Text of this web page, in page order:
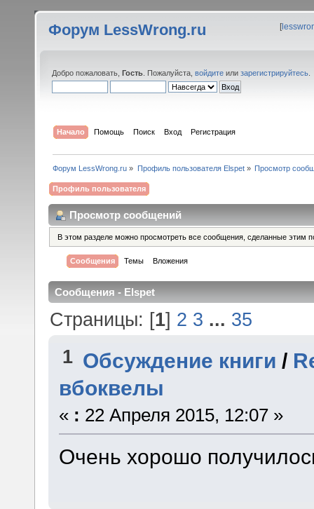
Форум LessWrong.ru [
Добро пожаловать, Гость . Пожалуйста, войдите или зарегистрируйтесь
Начало Помощь Поиск Вход Регистрация
Форум LessWrong.ru » Профиль пользователя Elspet» Просмотр
Профиль пользователя
Просмотр сообщений
В этом разделе можно просмотреть все сообщения, сделанные этим
Сообщения Темы Вложения
Сообщения - Elspet
Страницы: [1] 2 3 ... 35
1 Обсуждение книги /
вбоквелы
« : 22 Апреля 2015, 12:07 »
Очень хорошо